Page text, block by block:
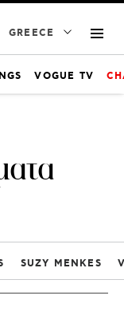
GREECE
VOGUE TV
SUZY MENKES